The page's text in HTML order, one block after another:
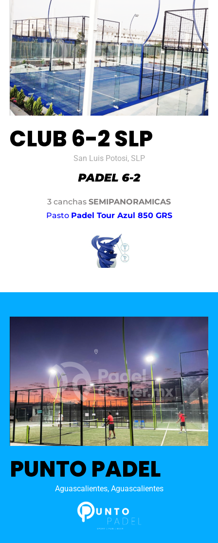
CLUB 6-2 SLP
San Luis Potosi, SLP
3 canchas SEMIPANORAMICAS
Pasto Padel Tour Azul 850 GRS
PUNTO PADEL
Aguascalientes, Aguascalientes